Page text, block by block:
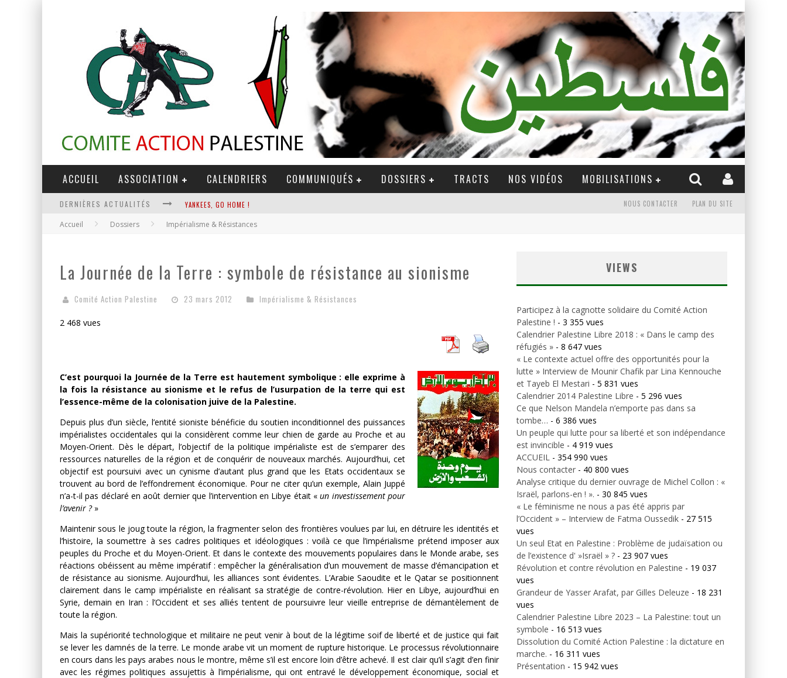
ACCUEIL ASSOCIATION CALENDRIERS COMMUNIQUÉS DOSSIERS TRACTS NOS VIDÉOS MOBILISATIONS
DERNIÈRES ACTUALITÉS YANKEES, GO HOME !
CHANTAGE TERRORISTE
D
ES ACCORDS DE PAIX SANS LE PEUPLE ET CONTRE LE PEUPLE
LA GUERRE SIONISTE, LA GUERRE DÉMOGRAPHIQUE
NOUS CONTACTER PLAN DU SITE
Accueil Dossiers Impérialisme & Résistances
La Journée de la Terre : symbole de résistance au sionisme
Comité Action Palestine 23 mars 2012 Impérialisme & Résistances
2 468 vues
C’est pourquoi la Journée de la Terre est hautement symbolique : elle exprime à
la fois la résistance au sionisme et le refus de l’usurpation de la terre qui est
l’essence-même de la colonisation juive de la Palestine.
Depuis plus d’un siècle, l’entité sioniste bénéficie du soutien inconditionnel des puissances
impérialistes occidentales qui la considèrent comme leur chien de garde au Proche et au
Moyen-Orient. Dès le départ, l’objectif de la politique impérialiste est de s’emparer des
ressources naturelles de la région et de conquérir de nouveaux marchés. Aujourd’hui, cet
objectif est poursuivi avec un cynisme d’autant plus grand que les Etats occidentaux se
trouvent au bord de l’effondrement économique. Pour ne citer qu’un exemple, Alain Juppé
n’a-t-il pas déclaré en août dernier que l’intervention en Libye était «un investissement pour
l’avenir ?»
Maintenir sous le joug toute la région, la fragmenter selon des frontières voulues par lui, en détruire les identités et
l’histoire, la soumettre à ses cadres politiques et idéologiques : voilà ce que l’impérialisme prétend imposer aux
peuples du Proche et du Moyen-Orient. Et dans le contexte des mouvements populaires dans le Monde arabe, ses
réactions obéissent au même impératif : empêcher la généralisation d’un mouvement de masse d’émancipation et
de résistance au sionisme. Aujourd’hui, les alliances sont évidentes. L’Arabie Saoudite et le Qatar se positionnent
clairement dans le camp impérialiste en réalisant sa stratégie de contre-révolution. Hier en Libye, aujourd’hui en
Syrie, demain en Iran : l’Occident et ses alliés tentent de poursuivre leur vieille entreprise de démantèlement de
toute la région.
Mais la supériorité technologique et militaire ne peut venir à bout de la légitime soif de liberté et de justice qui fait
se lever les damnés de la terre. Le monde arabe vit un moment de rupture historique. Le processus révolutionnaire
en cours dans les pays arabes nous le montre, même s’il est encore loin d’être achevé. Il est clair qu’il s’agit d’en finir
avec les régimes politiques assujettis à l’impérialisme, qui ont entravé le développement économique, social et
VIEWS
Participez à la cagnotte solidaire du Comité Action
Palestine ! - 3 355 vues
Calendrier Palestine Libre 2018 : « Dans le camp des
réfugiés » - 8 647 vues
« Le contexte actuel offre des opportunités pour la
lutte » Interview de Mounir Chafik par Lina Kennouche
et Tayeb El Mestari - 5 831 vues
Calendrier 2014 Palestine Libre - 5 296 vues
Ce que Nelson Mandela n’emporte pas dans sa
tombe… - 6 386 vues
Un peuple qui lutte pour sa liberté et son indépendance
est invincible - 4 919 vues
ACCUEIL - 354 990 vues
Nous contacter - 40 800 vues
Analyse critique du dernier ouvrage de Michel Collon : «
Israël, parlons-en ! ». - 30 845 vues
« Le féminisme ne nous a pas été appris par
l’Occident » – Interview de Fatma Oussedik - 27 515
vues
Un seul Etat en Palestine : Problème de judaïsation ou
de l’existence d' »Israël » ? - 23 907 vues
Révolution et contre révolution en Palestine - 19 037
vues
Grandeur de Yasser Arafat, par Gilles Deleuze - 18 231
vues
Calendrier Palestine Libre 2023 – La Palestine: tout un
symbole - 16 513 vues
Dissolution du Comité Action Palestine : la dictature en
marche. - 16 311 vues
Présentation - 15 942 vues